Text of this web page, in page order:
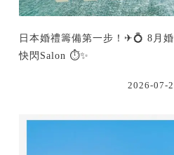
日本婚禮籌備第一步！✈💍 8月
快閃Salon ⏱️✨
2026-07-